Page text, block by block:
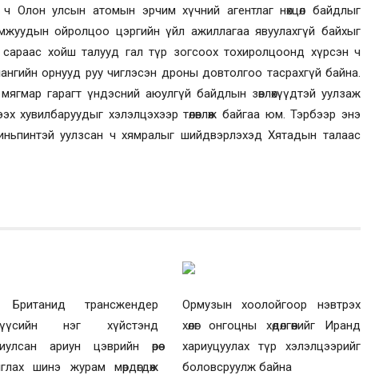
Олон улсын атомын эрчим хүчний агентлаг нөхцөл байдлыг
ойролцоо цэргийн үйл ажиллагаа явуулахгүй байхыг
сараас хойш талууд гал түр зогсоох тохиролцоонд хүрсэн ч
орнууд руу чиглэсэн дроны довтолгоо тасрахгүй байна.
гарагт үндэсний аюулгүй байдлын зөвлөхүүдтэй уулзаж
хувилбаруудыг хэлэлцэхээр төлөвлөж байгаа юм. Тэрбээр энэ
уулзсан ч хямралыг шийдвэрлэхэд Хятадын талаас
трансжендер
нэг хүйстэнд
ариун цэврийн өрөө
шинэ журам мөрдөгдөж
Ормузын хоолойгоор нэвтрэх
хөлөг онгоцны хөдөлгөөнийг Иранд
хариуцуулах түр хэлэлцээрийг
боловсруулж байна